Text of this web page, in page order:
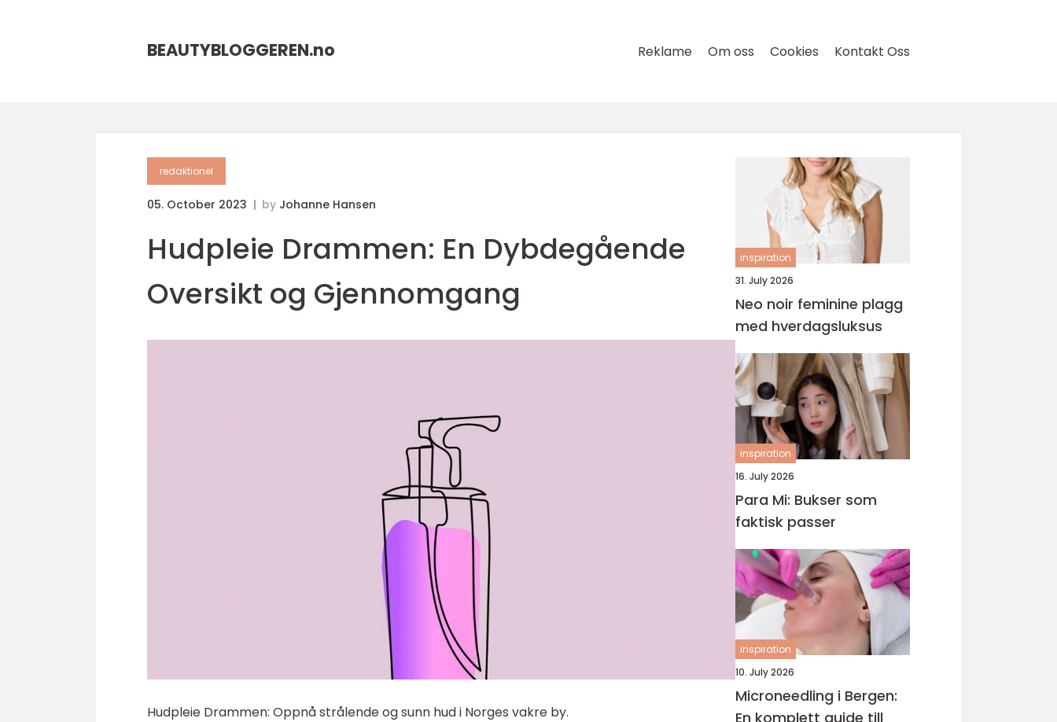
BEAUTYBLOGGEREN.no Reklame Om oss Cookies Kontakt Oss
redaktionel
05. October 2023 by Johanne Hansen
Hudpleie Drammen: En Dybdegående
Oversikt og Gjennomgang
Hudpleie Drammen: Oppnå strålende og sunn hud i Norges vakre by.
inspiration
31. July 2026
Neo noir feminine plagg
med hverdagsluksus
inspiration
16. July 2026
Para Mi: Bukser som
faktisk passer
inspiration
10. July 2026
Microneedling i Bergen:
En komplett guide till